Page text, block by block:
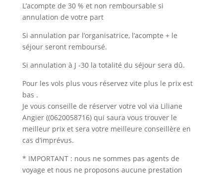
L’acompte de 30 % et non remboursable si
annulation de votre part
Si annulation par l’organisatrice, l’acompte + le
séjour seront remboursé.
Si annulation à J -30 la totalité du séjour sera dû.
Pour les vols plus vous réservez vite plus le prix est
bas .
Je vous conseille de réserver votre vol via Liliane
Angier ((0620058716) qui saura vous trouver le
meilleur prix et sera votre meilleure conseillère en
cas d’imprévus.
* IMPORTANT : nous ne sommes pas agents de
voyage et nous ne proposons aucune prestation